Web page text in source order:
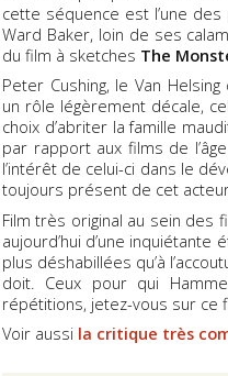
cette séquence est l’une
Ward Baker, loin de ses
du film à sketches The
Peter Cushing, le Van
un rôle légèrement décale,
choix d’abriter la famille
par rapport aux films de
l’intérêt de celui-ci dans le
toujours présent de cet
Film très original au sein des
aujourd’hui d’une
plus déshabillées qu’à
doit. Ceux pour qui
répétitions, jetez-vous sur ce
Voir aussi la critique très